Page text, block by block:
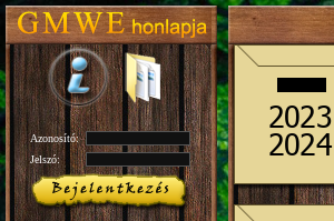
Azonosító:
Jelszó: